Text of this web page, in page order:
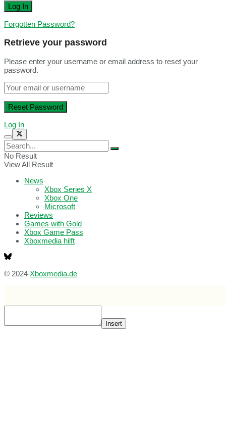
Forgotten Password?
Retrieve your password
Please enter your username or email address to reset your
password.
Log In
No Result
View All Result
News
Xbox Series X
Xbox One
Microsoft
Reviews
Games with Gold
Xbox Game Pass
Xboxmedia hilft
© 2024 Xboxmedia.de
Insert